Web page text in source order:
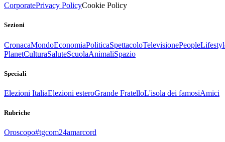
CorporatePrivacy PolicyCookie Policy
Sezioni
CronacaMondoEconomiaPoliticaSpettacoloTelevisionePeople
PlanetCulturaSaluteScuolaAnimaliSpazio
Speciali
Elezioni ItaliaElezioni esteroGrande FratelloL'isola dei famosiAmici
Rubriche
Oroscopo#tgcom24amarcord